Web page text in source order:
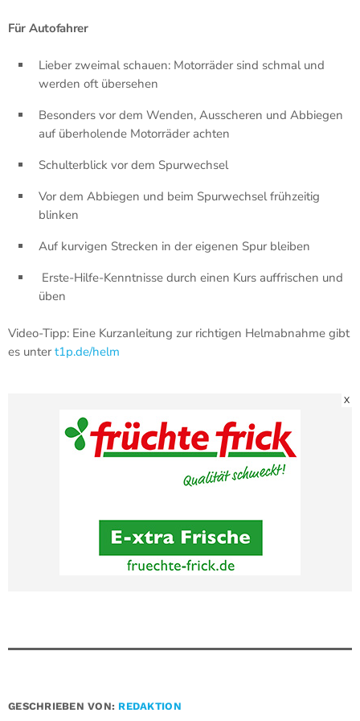
Für Autofahrer
Lieber zweimal schauen: Motorräder sind schmal und
werden oft übersehen
Besonders vor dem Wenden, Ausscheren und Abbiegen
auf überholende Motorräder achten
Schulterblick vor dem Spurwechsel
Vor dem Abbiegen und beim Spurwechsel frühzeitig
blinken
Auf kurvigen Strecken in der eigenen Spur bleiben
Erste-Hilfe-Kenntnisse durch einen Kurs auffrischen und
üben
Video-Tipp: Eine Kurzanleitung zur richtigen Helmabnahme gibt
es unter t1p.de/helm
X
GESCHRIEBEN VON: REDAKTION